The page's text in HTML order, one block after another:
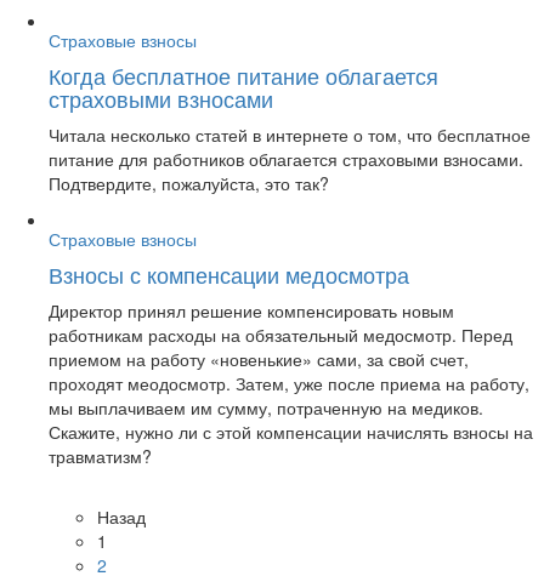
Страховые взносы
Когда бесплатное питание облагается
страховыми взносами
Читала несколько статей в интернете о том, что бесплатное
питание для работников облагается страховыми взносами.
Подтвердите, пожалуйста, это так?
Страховые взносы
Взносы с компенсации медосмотра
Директор принял решение компенсировать новым
работникам расходы на обязательный медосмотр. Перед
приемом на работу «новенькие» сами, за свой счет,
проходят меодосмотр. Затем, уже после приема на работу,
мы выплачиваем им сумму, потраченную на медиков.
Скажите, нужно ли с этой компенсации начислять взносы на
травматизм?
Назад
1
2